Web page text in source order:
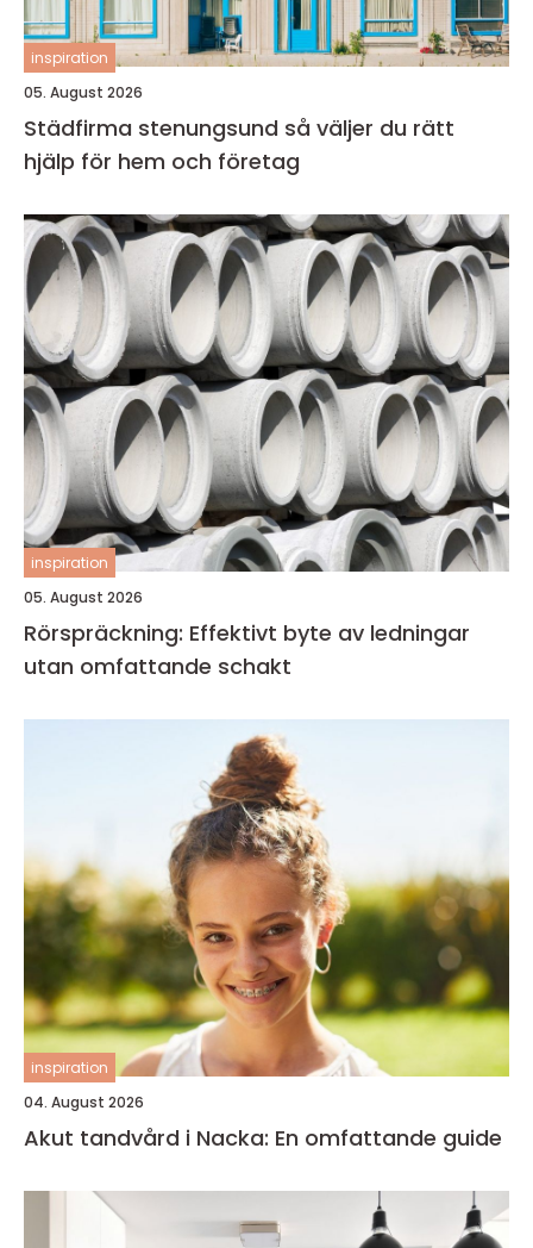
inspiration
05. August 2026
Städfirma stenungsund så väljer du rätt
hjälp för hem och företag
inspiration
05. August 2026
Rörspräckning: Effektivt byte av ledningar
utan omfattande schakt
inspiration
04. August 2026
Akut tandvård i Nacka: En omfattande guide